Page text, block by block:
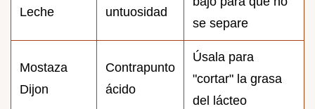
Leche
untuosidad
se separe
Mostaza
Dijon
Contrapunto
ácido
Úsala para
"cortar" la grasa
del lácteo